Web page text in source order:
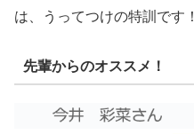
は、うってつけの特訓です！
先輩からのオススメ！